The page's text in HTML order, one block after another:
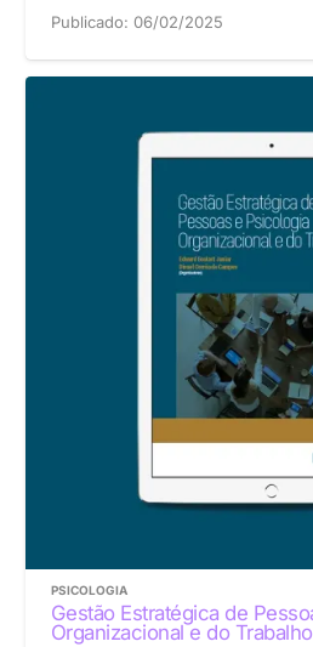
Publicado: 06/02/2025
PSICOLOGIA
Gestão Estratégica de
Organizacional e do